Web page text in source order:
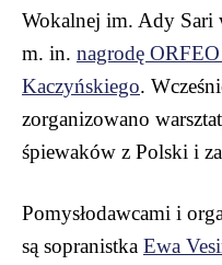
Wokalnej im. Ady Sari
m. in. nagrodę
Kaczyńskiego.
zorganizowano
śpiewaków z Polski i
Pomysłodawcami i
są sopranistka Ewa